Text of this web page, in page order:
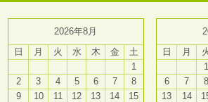
2026年8月
日
月 火 水 木 金
土
1
2
3 4 5 6 7
8
9
10 11 12 13 14
15
日
月
1
6
7 8
13
14